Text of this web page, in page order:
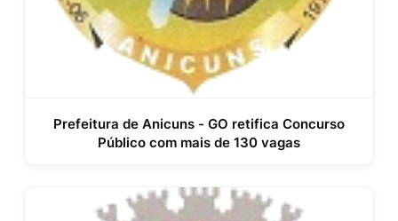
Prefeitura de Anicuns - GO retifica Concurso
Público com mais de 130 vagas